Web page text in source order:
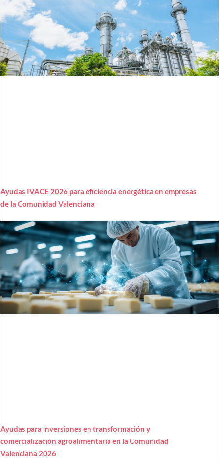
Ayudas IVACE 2026 para eficiencia energética en empresas
de la Comunidad Valenciana
Ayudas para inversiones en transformación y
comercialización agroalimentaria en la Comunidad
Valenciana 2026